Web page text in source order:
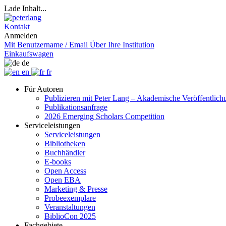
Lade Inhalt...
Kontakt
Anmelden
Mit Benutzername / Email Über Ihre Institution
Einkaufswagen
de
en
fr
Für Autoren
Publizieren mit Peter Lang – Akademische
Publikationsanfrage
2026 Emerging Scholars Competition
Serviceleistungen
Serviceleistungen
Bibliotheken
Buchhändler
E-books
Open Access
Open EBA
Marketing & Presse
Probeexemplare
Veranstaltungen
BiblioCon 2025